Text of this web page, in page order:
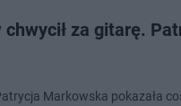
za gitarę.
Markowska pokazała